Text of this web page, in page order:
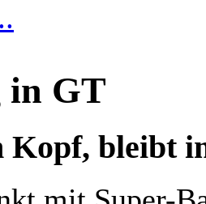
in GT
Kopf, bleibt